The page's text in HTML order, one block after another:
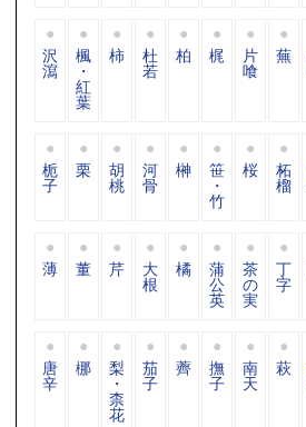
沢
瀉
楓
・
紅
葉
柿 杜
若
柏 梶 片
喰
蕪
栀
子
栗 胡
桃
河
骨
榊 笹
・
竹
桜 柘
榴
薄 董 芹 大
根
橘 蒲
公
英
茶
の
実
丁
字
唐
辛
梛 梨
・
柰
花
茄
子
薺 撫
子
南
天
萩